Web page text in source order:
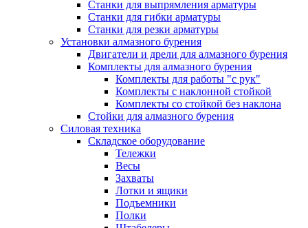
Станки для выпрямления арматуры
Станки для гибки арматуры
Станки для резки арматуры
Установки алмазного бурения
Двигатели и дрели для алмазного бурения
Комплекты для алмазного бурения
Комплекты для работы "с рук"
Комплекты с наклонной стойкой
Комплекты со стойкой без наклона
Стойки для алмазного бурения
Силовая техника
Складское оборудование
Тележки
Весы
Захваты
Лотки и ящики
Подъемники
Полки